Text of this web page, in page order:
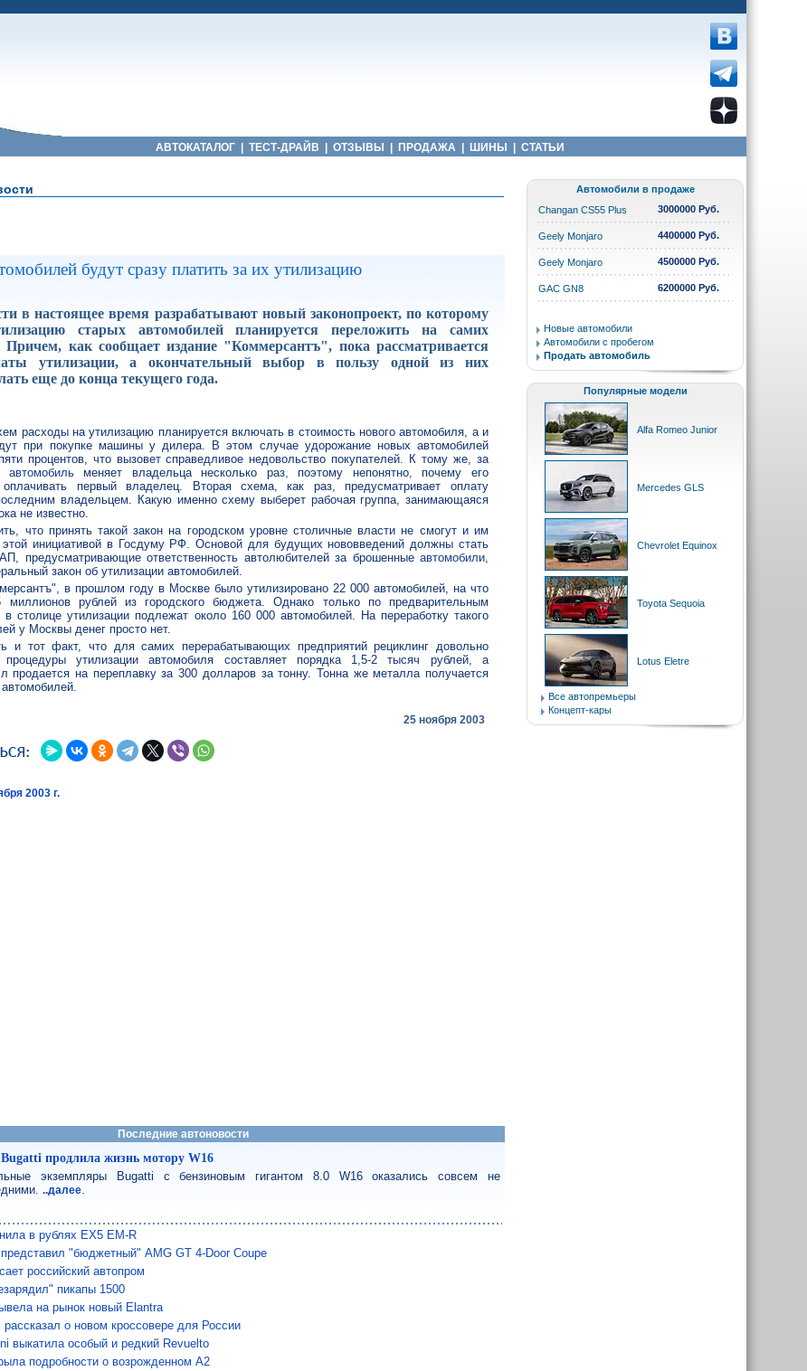
АВТОКАТАЛОГ ТЕСТ-ДРАЙВ ОТЗЫВЫ ПРОДАЖА ШИНЫ СТАТЬИ
будут сразу платить за их утилизацию
в настоящее время разрабатывают новый законопроект, по которому
старых автомобилей планируется переложить на самих
Причем, как сообщает издание "Коммерсантъ", пока рассматривается
утилизации, а окончательный выбор в пользу одной из них
еще до конца текущего года.
расходы на утилизацию планируется включать в стоимость нового автомобиля, а и
при покупке машины у дилера. В этом случае удорожание новых автомобилей
процентов, что вызовет справедливое недовольство покупателей. К тому же, за
автомобильменяет владельца несколько раз, поэтому непонятно, почему его
первый владелец. Вторая схема, как раз, предусматривает оплату
владельцем. Какую именно схему выберет рабочая группа, занимающаяся
не известно.
что принять такой закон на городском уровне столичные власти не смогут и им
этой инициативой в Госдуму РФ. Основой для будущих нововведений должны стать
предусматривающие ответственность автолюбителей за брошенные автомобили,
закон об утилизации автомобилей.
в прошлом году в Москве было утилизировано 22 000 автомобилей, на что
миллионов рублей из городского бюджета. Однако только по предварительным
столице утилизации подлежат около 160 000 автомобилей. На переработку такого
у Москвы денег просто нет.
и тот факт, что для самих перерабатывающих предприятий рециклинг довольно
процедуры утилизации автомобиля составляет порядка 1,5-2 тысяч рублей, а
продается на переплавку за 300 долларов за тонну. Тонна же металла получается
25 ноября 2003
2003 г.
Последние автоновости
Bugatti продлила жизнь мотору W16
экземпляры Bugatti с бензиновым гигантом 8.0 W16 оказались совсем не
..далее
в рублях EX5 EM-R
"бюджетный" AMG GT 4-Door Coupe
российский автопром
пикапы 1500
на рынок новый Elantra
рассказал о новом кроссовере для России
выкатила особый и редкий Revuelto
подробности о возрожденном A2
Автомобили в продаже
Changan CS55 Plus
3000000 Руб.
Geely Monjaro 4400000 Руб.
Geely Monjaro 4500000 Руб.
GAC GN8 6200000 Руб.
Новые автомобили
Автомобили с пробегом
Продать автомобиль
Популярные модели
Alfa Romeo Junior
Mercedes GLS
Chevrolet Equinox
Toyota Sequoia
Lotus Eletre
Все автопремьеры
Концепт-кары